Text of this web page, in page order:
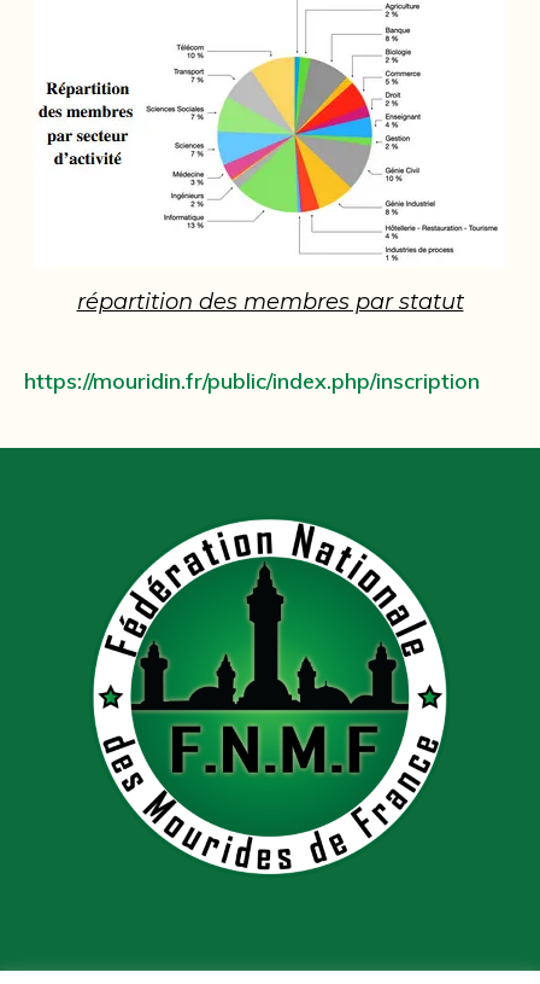
répartition des membres par statut
https://mouridin.fr/public/index.php/inscription